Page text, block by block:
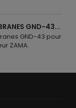
GND-43...
GND-43 pour
ZAMA.